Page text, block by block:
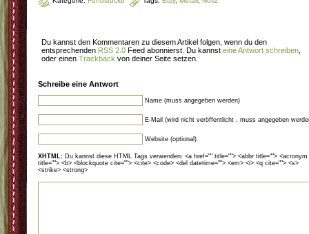
Du kannst den Kommentaren zu diesem Artikel folgen, wenn du den
entsprechenden RSS 2.0 Feed abonnierst. Du kannst eine Antwort schreiben
oder einen Trackback von deiner Seite setzen.
Schreibe eine Antwort
Name (muss angegeben werden)
E-Mail (wird nicht veröffentlicht , muss angegeben
Website (optional)
XHTML: Du kannst diese HTML Tags verwenden: <a href="" title=""> <abbr title=""> <acronym
title=""> <b> <blockquote cite=""> <cite> <code> <del datetime=""> <em> <i> <q cite=""> <s>
<strike> <strong>